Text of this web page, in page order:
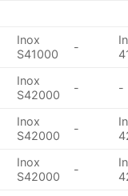
Inox
S41000
-
Inox
S42000
- -
Inox
S42000
-
Inox
S42000
-